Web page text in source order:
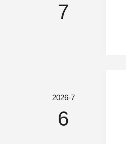
7
2026-7
6